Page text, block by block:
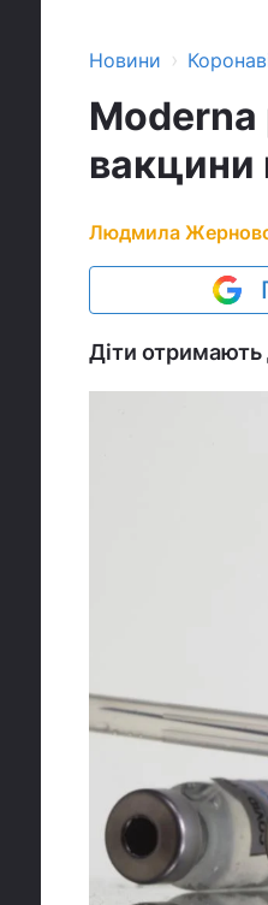
Новини ›
Moderna
вакцини
Людмила
Діти отримають